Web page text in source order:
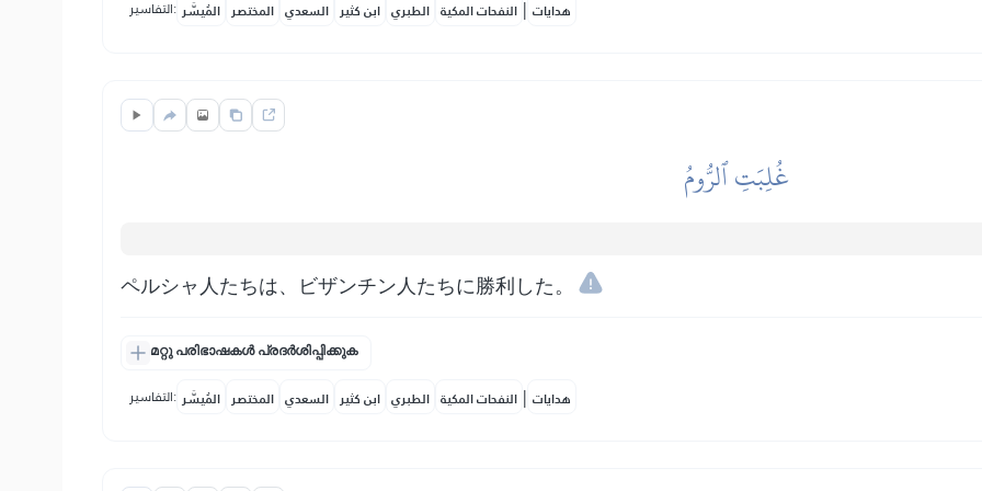
التفاسير: المُيسَّر المختصر السعدي ابن كثير الطبري النفحات المكية | هدايات
غُلِبَتِ ٱلرُّومُ
ペルシャ人たちは、ビザンチン人たちに勝利した。
മറ്റു പരിഭാഷകൾ പ്രദർശിപ്പിക്കുക
التفاسير: المُيسَّر المختصر السعدي ابن كثير الطبري النفحات المكية | هدايات